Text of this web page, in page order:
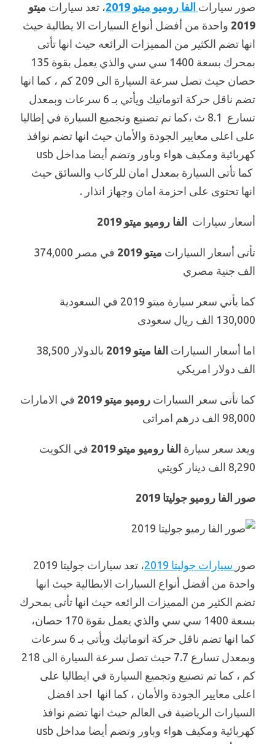
صور سيارات الفا روميو ميتو 2019 ، تعد سيارات ميتو
2019 واحدة من أفضل أنواع السيارات الا يطالية حيث
انها تضم الكثير من المميزات الرائعه حيث انها تأتى
بمحرك بسعة 1400 سي سي والذي يعمل بقوة 135
حصان حيث تصل سرعة السيارة الى 209 كم ، كما انها
تضم ناقل حركة اتوماتيك ويأتي بـ 6 سرعات وبمعدل
تسارع 8.1 ث ،كما تم تصنيع وتجميع السيارة في إطاليا
على اعلى معايير الجودة والأمان حيث انها تضم نوافذ
كهربائية ومكيف هواء وباور وتضم أيضا مداخل usb
كما تأتى السيارة بمعدل امان للركاب والسائق حيث
انها تحتوى على احزمة امان وجهاز انذار .
أسعار سيارات الفا روميو ميتو 2019
تأتى أسعار السيارات ميتو 2019
في مصر 374,000
الف جنية مصري
كما يأتي سعر سيارة ميتو 2019 في السعودية
130,000 الف ريال سعودى
اما أسعار السيارات الفا ميتو 2019
بالدولار 38,500
الف دولار امريكي
كما تأتى سعر السيارات روميو ميتو 2019
في الامارات
98,000 الف درهم امراتى
ويعد سعر سيارة الفا روميو ميتو 2019
في الكويت
8,290 الف دينار كويتي
صور الفا روميو جوليتا 2019
صور سيارات جوليتا 2019
، تعد سيارات جوليتا 2019
واحدة من أفضل أنواع السيارات الايطالية حيث انها
تضم الكثير من المميزات الرائعه حيث انها تأتى بمحرك
بسعة 1400 سي سي والذي يعمل بقوة 170 حصان،
كما انها تضم ناقل حركة اتوماتيك ويأتي بـ 6 سرعات
وبمعدل تسارع 7.7 حيث تصل سرعة السيارة الى 218
كم ، كما تم تصنيع وتجميع السيارة في ايطاليا على
اعلى معايير الجودة والأمان ، كما انها احد افضل
السيارات الرياضية فى العالم حيث انها تضم نوافذ
كهربائية ومكيف هواء وباور وتضم أيضا مداخل usb